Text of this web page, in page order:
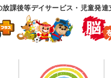
放課後等デイサービス・児童発